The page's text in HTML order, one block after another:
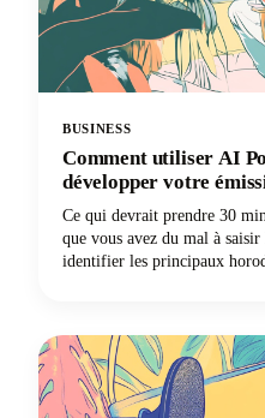
BUSINESS
Comment utiliser AI
développer votre
Ce qui devrait prendre 30
que vous avez du mal à
identifier les principaux
pour comprendre le sujet de